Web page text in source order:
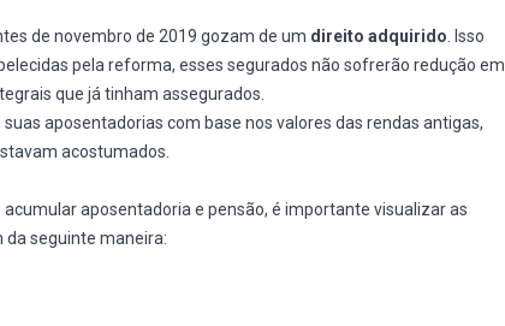
de novembro de 2019 gozam de um direito adquirido . Isso
pela reforma, esses segurados não sofrerão redução em
que já tinham assegurados.
aposentadorias com base nos valores das rendas antigas,
acostumados.
aposentadoria e pensão, é importante visualizar as
da seguinte maneira: